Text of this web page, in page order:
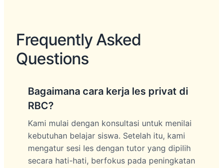
Frequently Asked
Questions
Bagaimana cara kerja les privat di
RBC?
Kami mulai dengan konsultasi untuk menilai
kebutuhan belajar siswa. Setelah itu, kami
mengatur sesi les dengan tutor yang dipilih
secara hati-hati, berfokus pada peningkatan